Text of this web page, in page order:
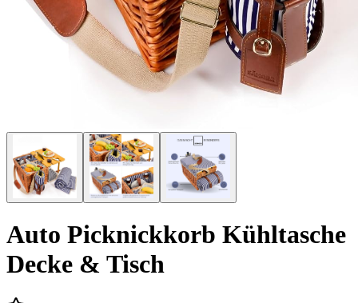
Auto Picknickkorb Kühltasche
Decke & Tisch